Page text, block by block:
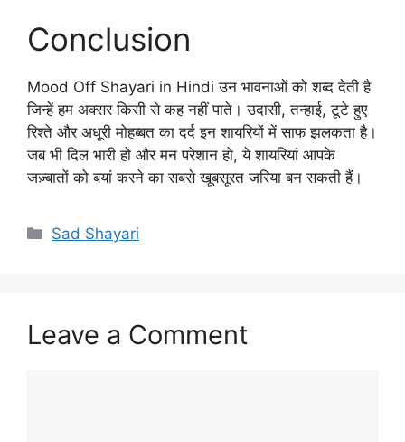
Conclusion
Mood Off Shayari in Hindi उन भावनाओं को शब्द देती है
जिन्हें हम अक्सर किसी से कह नहीं पाते। उदासी, तन्हाई, टूटे हुए
रिश्ते और अधूरी मोहब्बत का दर्द इन शायरियों में साफ झलकता है।
जब भी दिल भारी हो और मन परेशान हो, ये शायरियां आपके
जज़्बातों को बयां करने का सबसे खूबसूरत जरिया बन सकती हैं।
Categories
Sad Shayari
Leave a Comment